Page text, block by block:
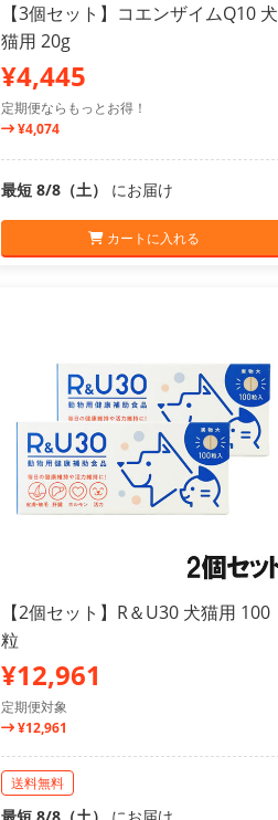
【3個セット】コエンザイムQ10 犬
猫用 20g
¥4,445
定期便ならもっとお得！
¥4,074
最短 8/8（土） にお届け
カートに入れる
【2個セット】R＆U30 犬猫用 100
粒
¥12,961
定期便対象
¥12,961
送料無料